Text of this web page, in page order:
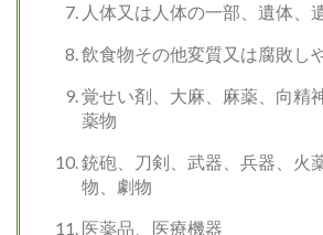
人体又は人体の一部、遺体、
飲食物その他変質又は腐敗し
覚せい剤、大麻、麻薬、向精
薬物
銃砲、刀剣、武器、兵器、火
物、劇物
医薬品、医療機器